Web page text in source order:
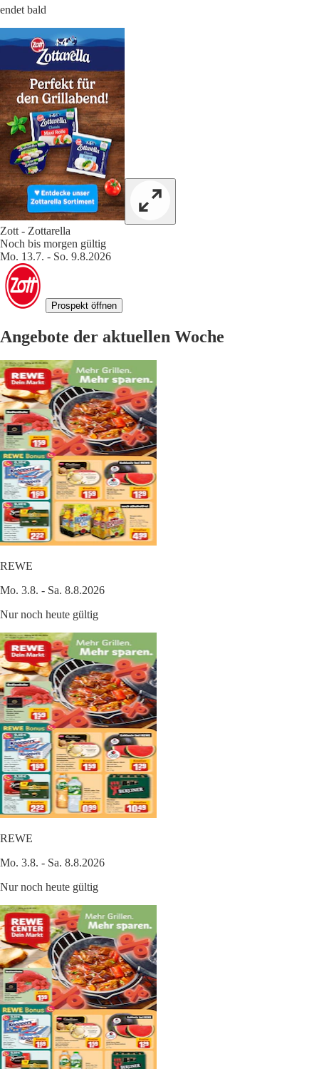
endet bald
Zott - Zottarella
Noch bis morgen gültig
Mo. 13.7. - So. 9.8.2026
Prospekt öffnen
Angebote der aktuellen Woche
REWE
Mo. 3.8. - Sa. 8.8.2026
Nur noch heute gültig
REWE
Mo. 3.8. - Sa. 8.8.2026
Nur noch heute gültig